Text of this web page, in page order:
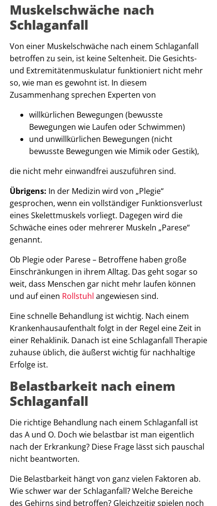
Muskelschwäche nach
Schlaganfall
Von einer Muskelschwäche nach einem Schlaganfall
betroffen zu sein, ist keine Seltenheit. Die Gesichts-
und Extremitätenmuskulatur funktioniert nicht mehr
so, wie man es gewohnt ist. In diesem
Zusammenhang sprechen Experten von
willkürlichen Bewegungen (bewusste
Bewegungen wie Laufen oder Schwimmen)
und unwillkürlichen Bewegungen (nicht
bewusste Bewegungen wie Mimik oder Gestik),
die nicht mehr einwandfrei auszuführen sind.
Übrigens: In der Medizin wird von „Plegie“
gesprochen, wenn ein vollständiger Funktionsverlust
eines Skelettmuskels vorliegt. Dagegen wird die
Schwäche eines oder mehrerer Muskeln „Parese“
genannt.
Ob Plegie oder Parese – Betroffene haben große
Einschränkungen in ihrem Alltag. Das geht sogar so
weit, dass Menschen gar nicht mehr laufen können
und auf einen Rollstuhl angewiesen sind.
Eine schnelle Behandlung ist wichtig. Nach einem
Krankenhausaufenthalt folgt in der Regel eine Zeit in
einer Rehaklinik. Danach ist eine Schlaganfall Therapie
zuhause üblich, die äußerst wichtig für nachhaltige
Erfolge ist.
Belastbarkeit nach einem
Schlaganfall
Die richtige Behandlung nach einem Schlaganfall ist
das A und O. Doch wie belastbar ist man eigentlich
nach der Erkrankung? Diese Frage lässt sich pauschal
nicht beantworten.
Die Belastbarkeit hängt von ganz vielen Faktoren ab.
Wie schwer war der Schlaganfall? Welche Bereiche
des Gehirns sind betroffen? Gleichzeitig spielen noch